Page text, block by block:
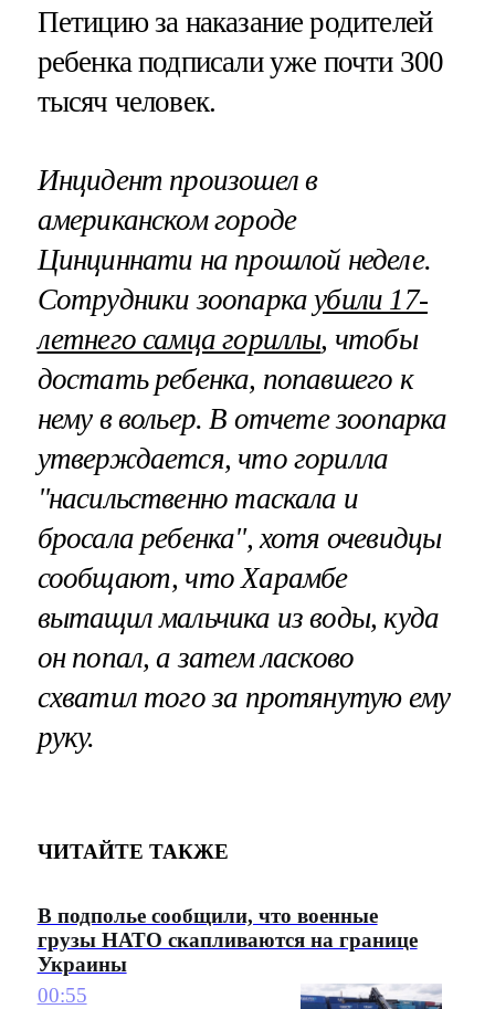
Петицию за наказание родителей
ребенка подписали уже почти 300
тысяч человек.
Инцидент произошел в
американском городе
Цинциннати на прошлой неделе.
Сотрудники зоопаркаубили 17-
летнего самца гориллы, чтобы
достать ребенка, попавшего к
нему в вольер. В отчете зоопарка
утверждается, что горилла
"насильственно таскала и
бросала ребенка", хотя очевидцы
сообщают, что Харамбе
вытащил мальчика из воды, куда
он попал, а затем ласково
схватил того за протянутую ему
руку.
ЧИТАЙТЕ ТАКЖЕ
В подполье сообщили, что военные
грузы НАТО скапливаются на границе
Украины
00:55